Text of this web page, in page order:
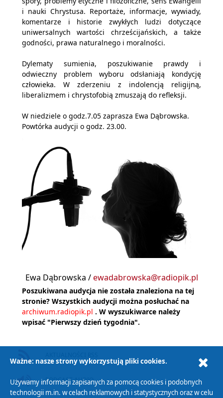
i nauki Chrystusa. Reportaże, informacje, wywiady,
komentarze i historie zwykłych ludzi dotyczące
uniwersalnych wartości chrześcijańskich, a także
godności, prawa naturalnego i moralności.
Dylematy sumienia, poszukiwanie prawdy i
odwieczny problem wyboru odsłaniają kondycję
człowieka. W zderzeniu z indolencją religijną,
liberalizmem i chrystofobią zmuszają do refleksji.
W niedziele o godz.7.05 zaprasza Ewa Dąbrowska.
Powtórka audycji o godz. 23.00.
Ewa Dąbrowska / ewadabrowska@radiopik.pl
Poszukiwana audycja nie została znaleziona na tej
stronie? Wszystkich audycji można posłuchać na
archiwum.radiopik.pl . W wyszukiwarce należy
wpisać "Pierwszy dzień tygodnia".
PODCAST AUDIO
Ważne: nasze strony wykorzystują pliki cookies.
Używamy informacji zapisanych za pomocą cookies i podobnych
technologii m.in. w celach reklamowych i statystycznych oraz w celu